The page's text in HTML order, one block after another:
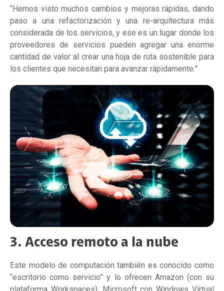
“Hemos visto muchos cambios y mejoras rápidas, dando
paso a una refactorización y una re-arquitectura más
considerada de los servicios, y ese es un lugar donde los
proveedores de servicios pueden agregar una enorme
cantidad de valor al crear una hoja de ruta sostenible para
los clientes que necesitan para avanzar rápidamente.”
3. Acceso remoto a la nube
Este modelo de computación también es conocido como
“escritorio como servicio” y lo ofrecen Amazon (con su